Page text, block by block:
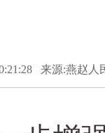
来源:燕赵